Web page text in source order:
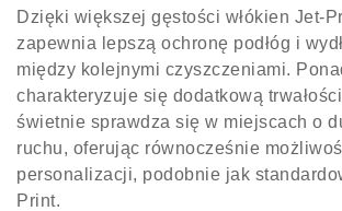
Dzięki większej gęstości włókien Jet-
zapewnia lepszą ochronę podłóg i
między kolejnymi czyszczeniami.
charakteryzuje się dodatkową
świetnie sprawdza się w miejscach o
ruchu, oferując równocześnie
personalizacji, podobnie jak
Print.